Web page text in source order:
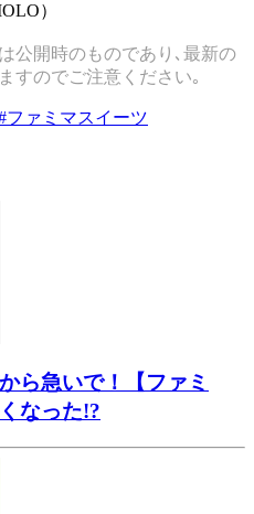
）
公開時のものであり､最新の
すのでご注意ください｡
ファミマスイーツ
ら急いで！【ファミ
なった!?